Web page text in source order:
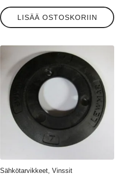
399,00 €.
279,00 €.
LISÄÄ OSTOSKORIIN
Sähkötarvikkeet, Vinssit